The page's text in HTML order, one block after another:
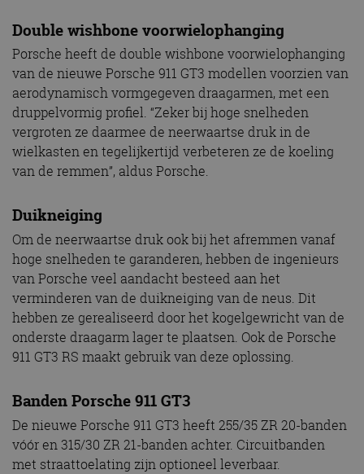
Double wishbone voorwielophanging
Porsche heeft de double wishbone voorwielophanging
van de nieuwe Porsche 911 GT3 modellen voorzien van
aerodynamisch vormgegeven draagarmen, met een
druppelvormig profiel. “Zeker bij hoge snelheden
vergroten ze daarmee de neerwaartse druk in de
wielkasten en tegelijkertijd verbeteren ze de koeling
van de remmen”, aldus Porsche.
Duikneiging
Om de neerwaartse druk ook bij het afremmen vanaf
hoge snelheden te garanderen, hebben de ingenieurs
van Porsche veel aandacht besteed aan het
verminderen van de duikneiging van de neus. Dit
hebben ze gerealiseerd door het kogelgewricht van de
onderste draagarm lager te plaatsen. Ook de Porsche
911 GT3 RS maakt gebruik van deze oplossing.
Banden Porsche 911 GT3
De nieuwe Porsche 911 GT3 heeft 255/35 ZR 20-banden
vóór en 315/30 ZR 21-banden achter. Circuitbanden
met straattoelating zijn optioneel leverbaar.